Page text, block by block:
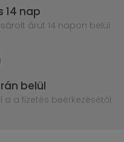
14 nap
árut 14 napon belül
belül
a a fizetés beérkezésétől